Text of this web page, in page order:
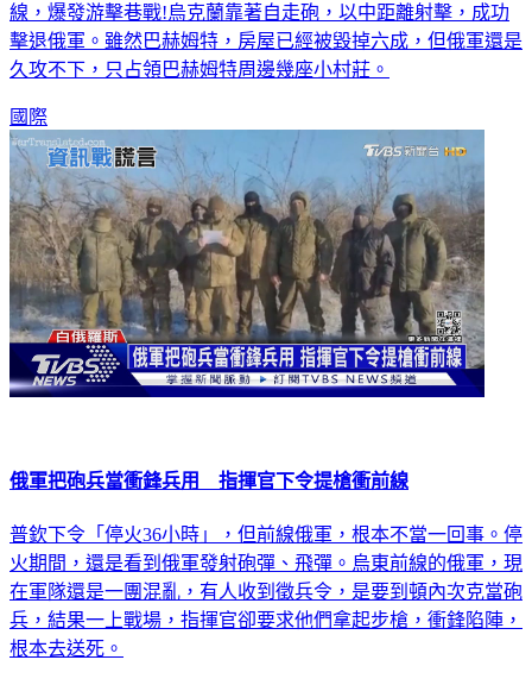
線，爆發游擊巷戰!烏克蘭靠著自走砲，以中距離射擊，成功
擊退俄軍。雖然巴赫姆特，房屋已經被毀掉六成，但俄軍還是
久攻不下，只占領巴赫姆特周邊幾座小村莊。
國際
俄軍把砲兵當衝鋒兵用 指揮官下令提槍衝前線
普欽下令「停火36小時」，但前線俄軍，根本不當一回事。停
火期間，還是看到俄軍發射砲彈、飛彈。烏東前線的俄軍，現
在軍隊還是一團混亂，有人收到徵兵令，是要到頓內次克當砲
兵，結果一上戰場，指揮官卻要求他們拿起步槍，衝鋒陷陣，
根本去送死。